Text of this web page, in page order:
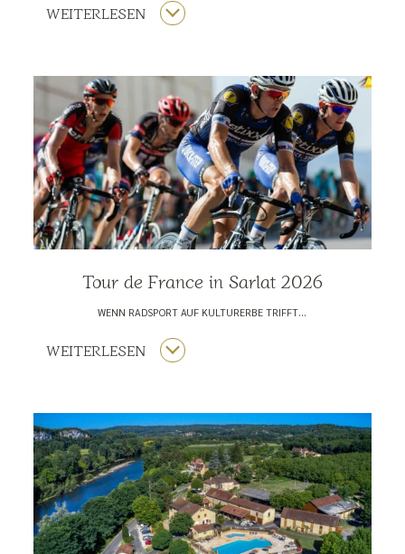
WEITERLESEN
Tour de France in Sarlat 2026
WENN RADSPORT AUF KULTURERBE TRIFFT…
WEITERLESEN